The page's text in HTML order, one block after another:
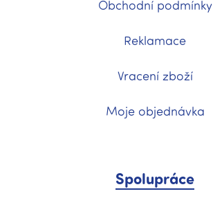
Obchodní podmínky
Reklamace
Vracení zboží
Moje objednávka
Spolupráce